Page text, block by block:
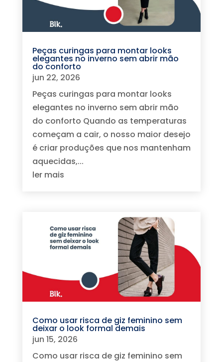
Peças curingas para montar looks
elegantes no inverno sem abrir mão
do conforto
jun 22, 2026
Peças curingas para montar looks
elegantes no inverno sem abrir mão
do conforto Quando as temperaturas
começam a cair, o nosso maior desejo
é criar produções que nos mantenham
aquecidas,...
ler mais
Como usar risca de giz feminino sem
deixar o look formal demais
jun 15, 2026
Como usar risca de giz feminino sem